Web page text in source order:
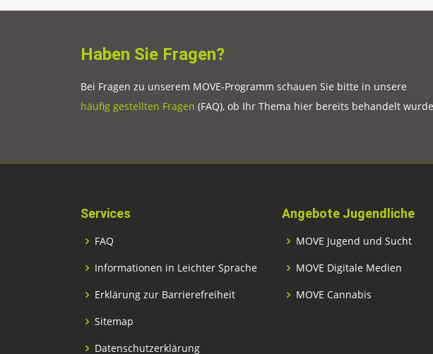
Haben Sie Fragen?
Bei Fragen zu unserem MOVE-Programm schauen Sie bitte in unsere
häufig gestellten Fragen (FAQ), ob Ihr Thema hier bereits behandelt
Services
FAQ
Informationen in Leichter Sprache
Erklärung zur Barrierefreiheit
Sitemap
Datenschutzerklärung
Angebote Jugendliche
MOVE Jugend und Sucht
MOVE Digitale Medien
MOVE Cannabis